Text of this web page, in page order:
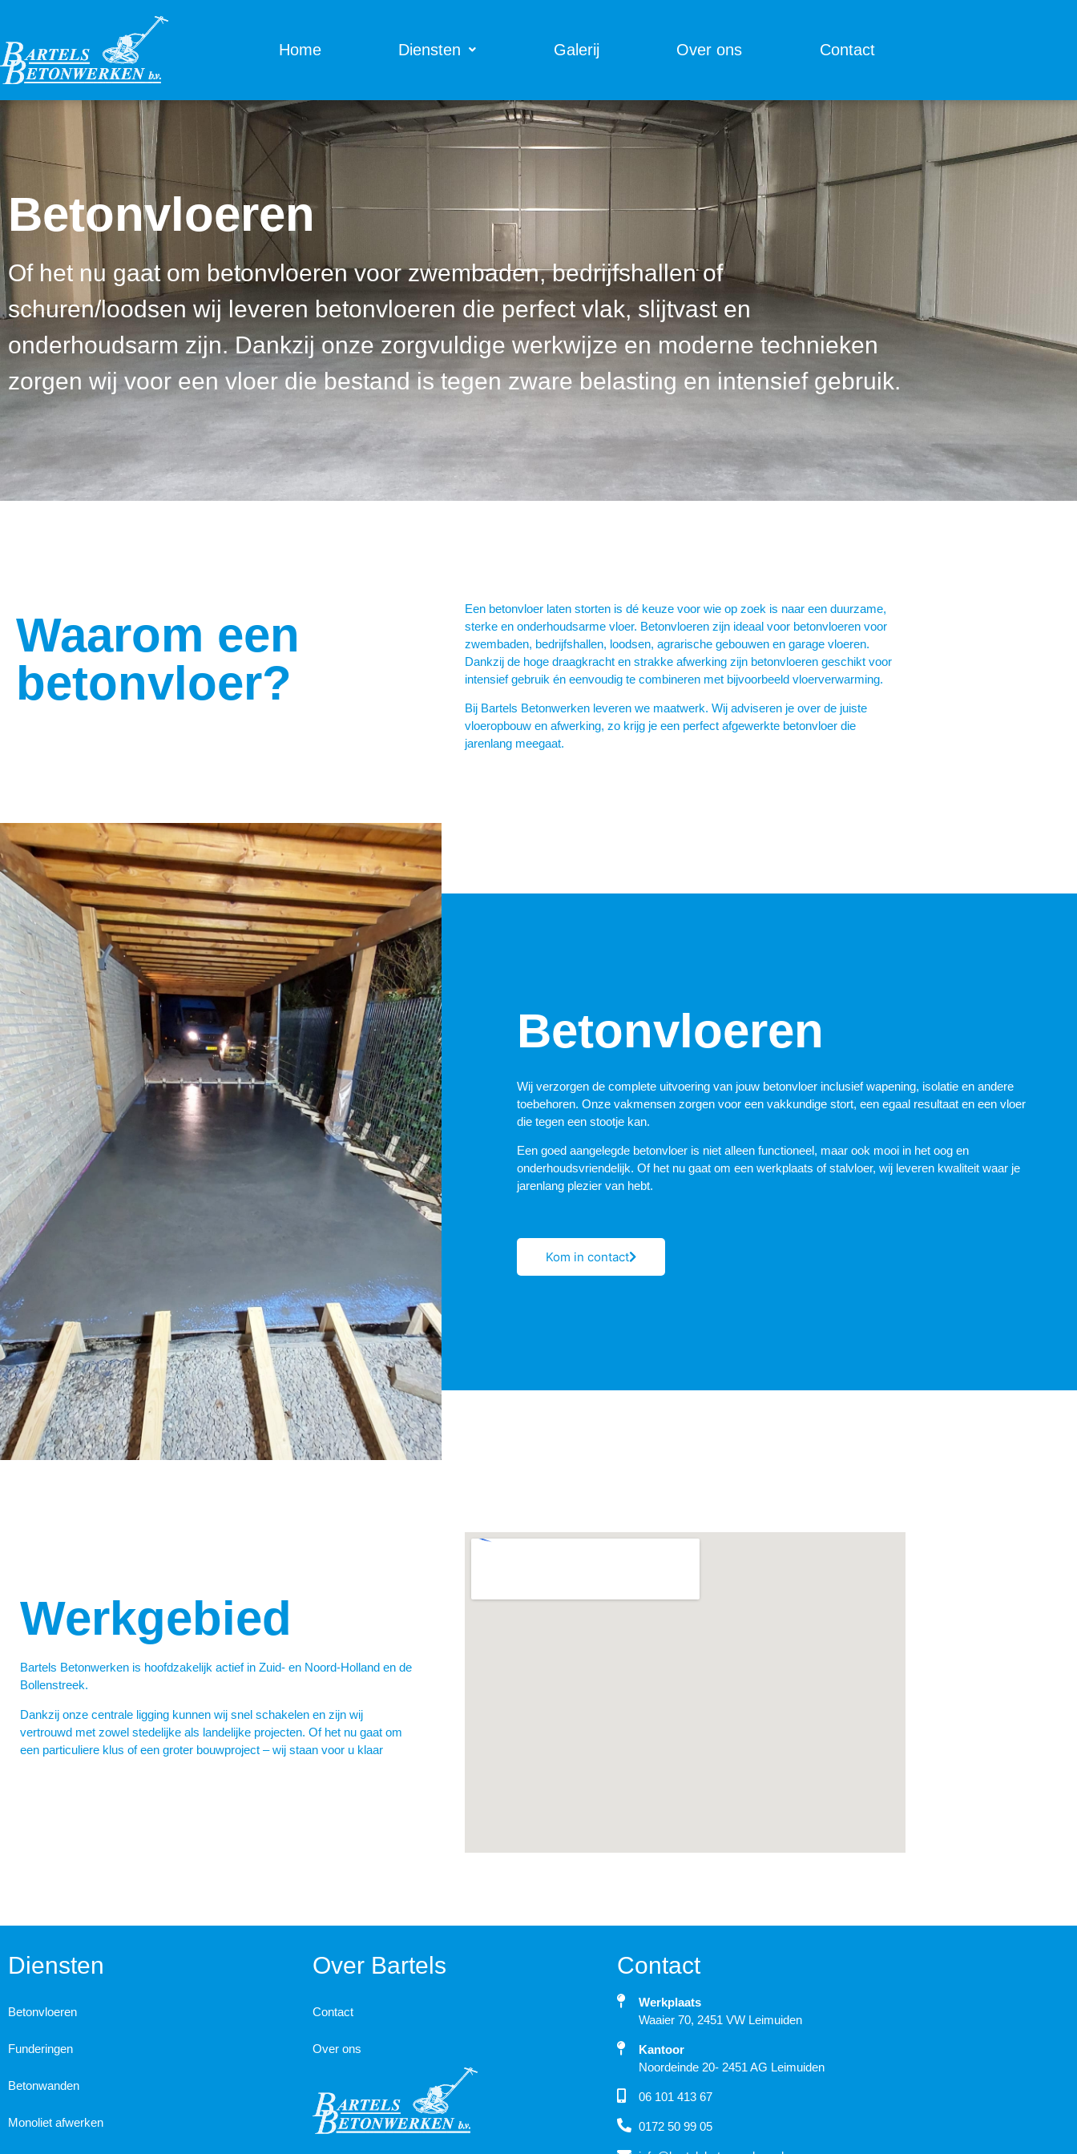
Home Diensten Galerij Over ons Contact
Betonvloeren
Of het nu gaat om betonvloeren voor zwembaden, bedrijfshallen of
schuren/loodsen wij leveren betonvloeren die perfect vlak, slijtvast en
onderhoudsarm zijn. Dankzij onze zorgvuldige werkwijze en moderne technieken
zorgen wij voor een vloer die bestand is tegen zware belasting en intensief gebruik.
Waarom een
betonvloer?
Een betonvloer laten storten is dé keuze voor wie op zoek is naar een duurzame,
sterke en onderhoudsarme vloer. Betonvloeren zijn ideaal voor betonvloeren voor
zwembaden, bedrijfshallen, loodsen, agrarische gebouwen en garage vloeren.
Dankzij de hoge draagkracht en strakke afwerking zijn betonvloeren geschikt voor
intensief gebruik én eenvoudig te combineren met bijvoorbeeld vloerverwarming.
Bij Bartels Betonwerken leveren we maatwerk. Wij adviseren je over de juiste
vloeropbouw en afwerking, zo krijg je een perfect afgewerkte betonvloer die
jarenlang meegaat.
Betonvloeren
Wij verzorgen de complete uitvoering van jouw betonvloer inclusief wapening, isolatie en andere
toebehoren. Onze vakmensen zorgen voor een vakkundige stort, een egaal resultaat en een vloer
die tegen een stootje kan.
Een goed aangelegde betonvloer is niet alleen functioneel, maar ook mooi in het oog en
onderhoudsvriendelijk. Of het nu gaat om een werkplaats of stalvloer, wij leveren kwaliteit waar je
jarenlang plezier van hebt.
Kom in contact
Werkgebied
Bartels Betonwerken is hoofdzakelijk actief in Zuid- en Noord-Holland en de
Bollenstreek.
Dankzij onze centrale ligging kunnen wij snel schakelen en zijn wij
vertrouwd met zowel stedelijke als landelijke projecten. Of het nu gaat om
een particuliere klus of een groter bouwproject – wij staan voor u klaar
Diensten
Betonvloeren
Funderingen
Betonwanden
Monoliet afwerken
Over Bartels
Contact
Over ons
Contact
Werkplaats
Waaier 70, 2451 VW Leimuiden
Kantoor
Noordeinde 20- 2451 AG Leimuiden
06 101 413 67
0172 50 99 05